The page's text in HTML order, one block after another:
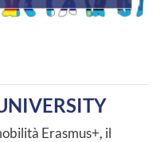
Erasmus+, il